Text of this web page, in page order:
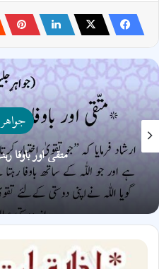
متقی اور باوفا
اخلاقیات